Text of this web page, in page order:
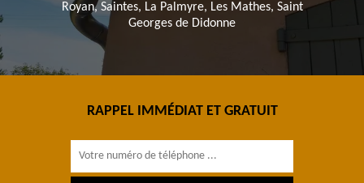
Royan, Saintes, La Palmyre, Les Mathes, Saint
Georges de Didonne
RAPPEL IMMÉDIAT ET GRATUIT